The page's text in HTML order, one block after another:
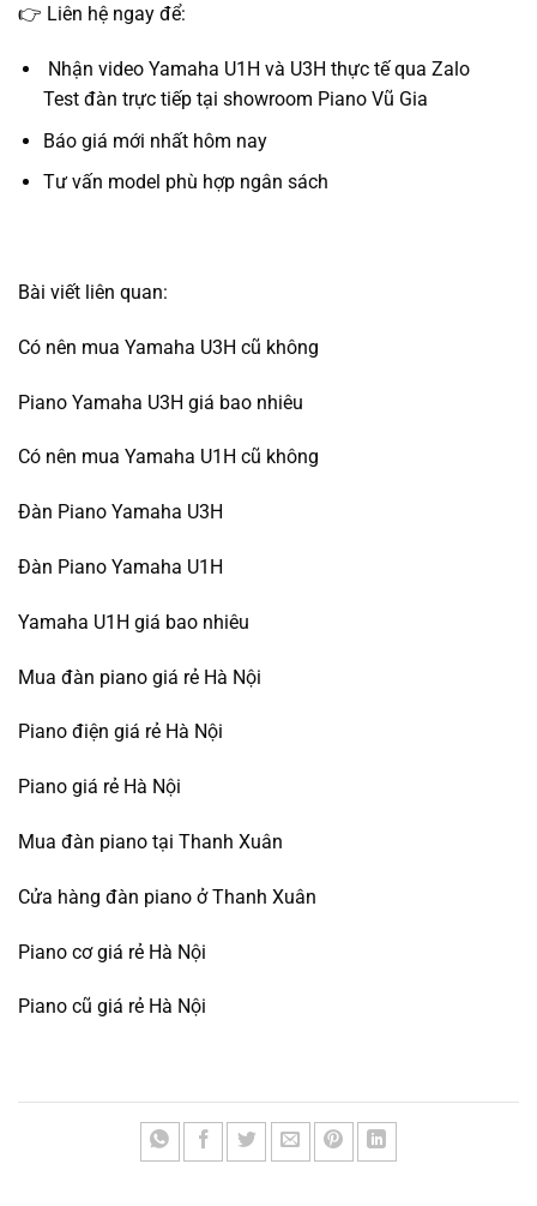
👉 Liên hệ ngay để:
Nhận video Yamaha U1H và U3H thực tế qua Zalo
Test đàn trực tiếp tại showroom Piano Vũ Gia
Báo giá mới nhất hôm nay
Tư vấn model phù hợp ngân sách
Bài viết liên quan:
Có nên mua Yamaha U3H cũ không
Piano Yamaha U3H giá bao nhiêu
Có nên mua Yamaha U1H cũ không
Đàn Piano Yamaha U3H
Đàn Piano Yamaha U1H
Yamaha U1H giá bao nhiêu
Mua đàn piano giá rẻ Hà Nội
Piano điện giá rẻ Hà Nội
Piano giá rẻ Hà Nội
Mua đàn piano tại Thanh Xuân
Cửa hàng đàn piano ở Thanh Xuân
Piano cơ giá rẻ Hà Nội
Piano cũ giá rẻ Hà Nội